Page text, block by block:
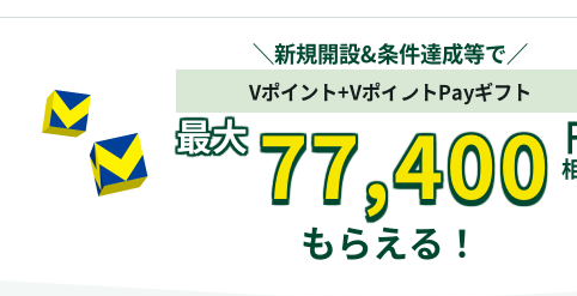
＼新規開設&条件達成等で／
Vポイント+VポイントPayギフト
最大 77,400
もらえる！